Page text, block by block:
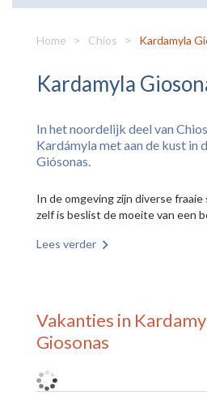
Home > Chios > Kardamyla
Kardamyla
In het noordelijk deel van
Kardámyla met aan de kust in
Giósonas.
In de omgeving zijn diverse
zelf is beslist de moeite van een
Lees verder
Vakanties in
Giosonas